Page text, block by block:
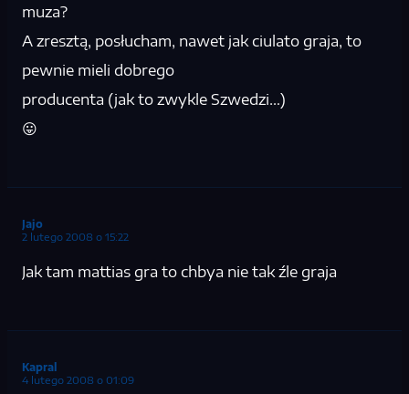
muza?
A zresztą, posłucham, nawet jak ciulato graja, to
pewnie mieli dobrego
producenta (jak to zwykle Szwedzi…)
😛
Jajo
2 lutego 2008 o 15:22
Jak tam mattias gra to chbya nie tak źle graja
Kapral
4 lutego 2008 o 01:09